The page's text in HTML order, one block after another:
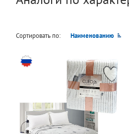
Сортировать по: Наименованию